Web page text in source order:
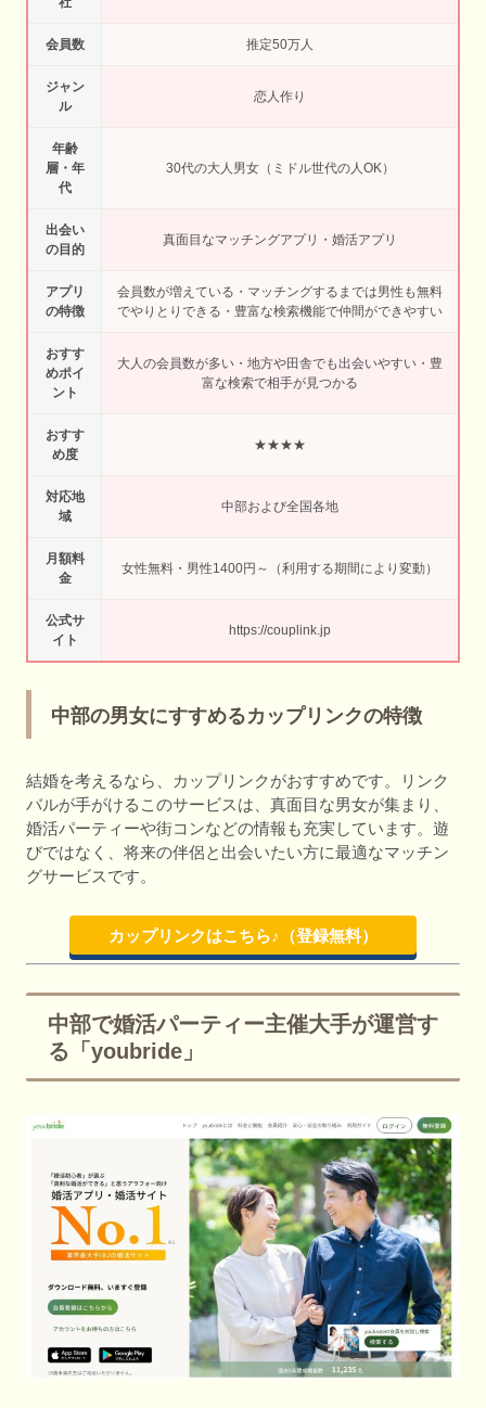
会員数 推定50万人
ジャン
ル
恋人作り
年齢
層・年
代
30代の大人男女（ミドル世代の人OK）
出会い
の目的
真面目なマッチングアプリ・婚活アプリ
アプリ
の特徴
会員数が増えている・マッチングするまでは男性も無料
でやりとりできる・豊富な検索機能で仲間ができやすい
おすす
めポイ
ント
大人の会員数が多い・地方や田舎でも出会いやすい・豊
富な検索で相手が見つかる
おすす
め度
★★★★
対応地
域
中部および全国各地
月額料
金
女性無料・男性1400円～（利用する期間により変動）
公式サ
イト
https://couplink.jp
中部の男女にすすめるカップリンクの特徴
結婚を考えるなら、カップリンクがおすすめです。リンク
バルが手がけるこのサービスは、真面目な男女が集まり、
婚活パーティーや街コンなどの情報も充実しています。遊
びではなく、将来の伴侶と出会いたい方に最適なマッチン
グサービスです。
カップリンクはこちら♪（登録無料）
中部で婚活パーティー主催大手が運営す
る「youbride」